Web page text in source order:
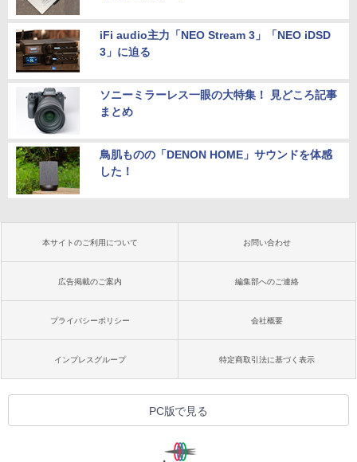
iFi audio主力「NEO Stream 3」「NEO iDSD
3」に迫る
ソニーミラーレス一眼の大特集！ 見どころ記事
まとめ
鳥肌ものの「DENON HOME」サウンドを体感
した！
本サイトのご利用について お問い合わせ
広告掲載のご案内 編集部へのご連絡
プライバシーポリシー 会社概要
インプレスグループ 特定商取引法に基づく表示
PC版で見る